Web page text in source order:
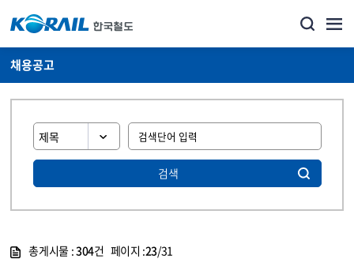
채용공고
검색
총게시물 :304건 페이지 :23/31